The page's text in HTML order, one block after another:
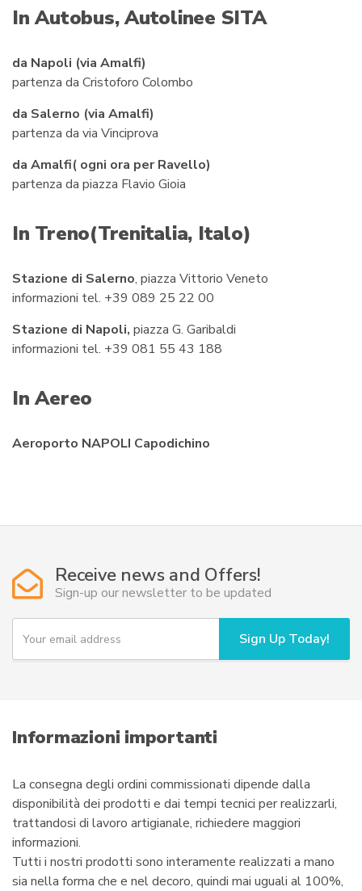
In Autobus,Autolinee SITA
da Napoli (via Amalfi)
partenza da Cristoforo Colombo
da Salerno (via Amalfi)
partenza da via Vinciprova
da Amalfi( ogni ora per Ravello)
partenza da piazza Flavio Gioia
In Treno(Trenitalia, Italo)
Stazione di Salerno, piazza Vittorio Veneto
informazioni tel. +39 089 25 22 00
Stazione di Napoli, piazza G. Garibaldi
informazioni tel. +39 081 55 43 188
In Aereo
Aeroporto NAPOLI Capodichino
Receive news and Offers!
Sign-up our newsletter to be updated
Y
u
i
l
Sign Up Today!
Informazioni importanti
La consegna degli ordini commissionati dipende dalla
disponibilità dei prodotti e dai tempi tecnici per realizzarli,
trattandosi di lavoro artigianale, richiedere maggiori
informazioni.
Tutti i nostri prodotti sono interamente realizzati a mano
sia nella forma che e nel decoro, quindi mai uguali al 100%,